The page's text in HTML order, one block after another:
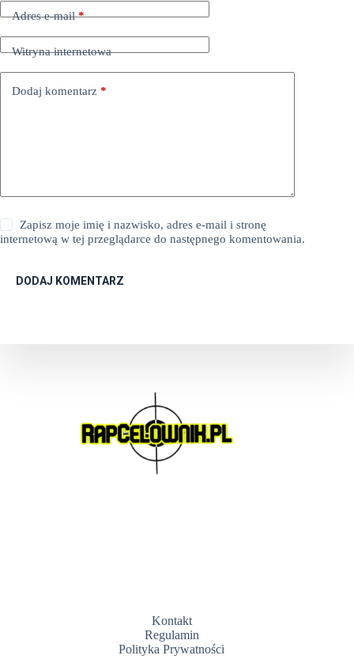
Adres e-mail*
Witryna internetowa
Dodaj komentarz *
Zapisz moje imię i nazwisko, adres e-mail i stronę
internetową w tej przeglądarce do następnego komentowania.
DODAJ KOMENTARZ
Kontakt
Regulamin
Polityka Prywatności